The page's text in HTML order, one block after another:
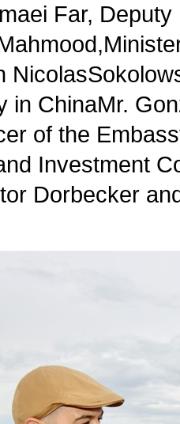
Far,
in ChinaMr.
of the
Investment
Dorbecker